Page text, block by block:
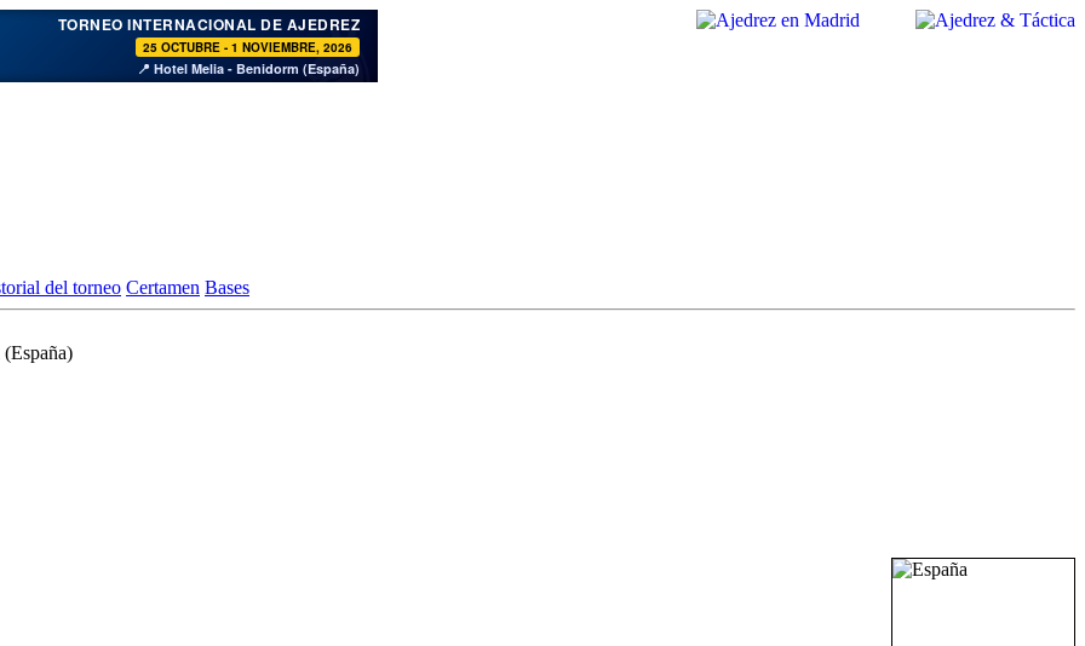
♞
TORNEO INTERNACIONAL DE AJEDREZ
25 OCTUBRE - 1 NOVIEMBRE, 2026
📍 Hotel Melia - Benidorm (España)
del torneo Certamen Bases
(España)